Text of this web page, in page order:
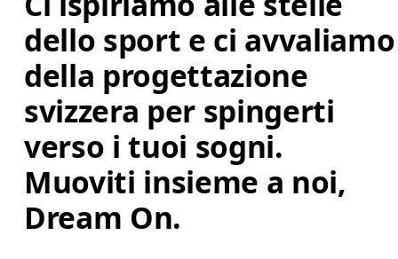
dello sport e ci
della progettazione
svizzera per spingerti
verso i tuoi sogni.
Muoviti insieme a noi,
Dream On.